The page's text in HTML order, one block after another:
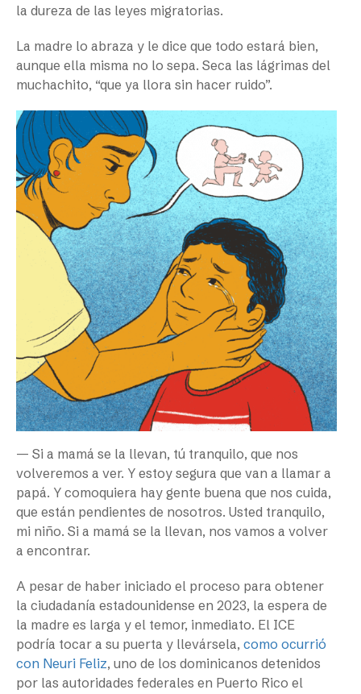
la dureza de las leyes migratorias.
La madre lo abraza y le dice que todo estará bien,
aunque ella misma no lo sepa. Seca las lágrimas del
muchachito, “que ya llora sin hacer ruido”.
— Si a mamá se la llevan, tú tranquilo, que nos
volveremos a ver. Y estoy segura que van a llamar a
papá. Y comoquiera hay gente buena que nos cuida,
que están pendientes de nosotros. Usted tranquilo,
mi niño. Si a mamá se la llevan, nos vamos a volver
a encontrar.
A pesar de haber iniciado el proceso para obtener
la ciudadanía estadounidense en 2023, la espera de
la madre es larga y el temor, inmediato. El ICE
podría tocar a su puerta y llevársela, como ocurrió
con Neuri Feliz, uno de los dominicanos detenidos
por las autoridades federales en Puerto Rico el